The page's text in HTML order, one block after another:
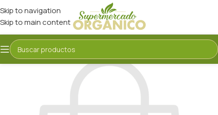
Skip to navigation
Skip to main content